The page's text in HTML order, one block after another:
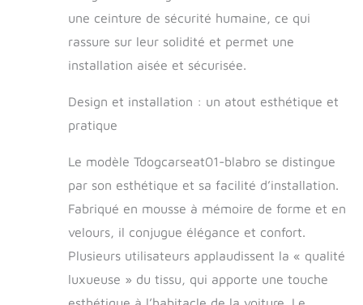
soucier que votre
animal de
compagnie vous
est arrondi pour
dessous et son dos
sont en tissu
antidérapant, ce
design empêche le
siège de bouger,
conduite sûre et
confortable pour
votre ami à fourrure.
une ceinture de sécurité humaine, ce qui
rassure sur leur solidité et permet une
installation aisée et sécurisée.
Design et installation : un atout esthétique et
pratique
Le modèle Tdogcarseat01-blabro se distingue
par son esthétique et sa facilité d’installation.
Fabriqué en mousse à mémoire de forme et en
velours, il conjugue élégance et confort.
Plusieurs utilisateurs applaudissent la « qualité
luxueuse » du tissu, qui apporte une touche